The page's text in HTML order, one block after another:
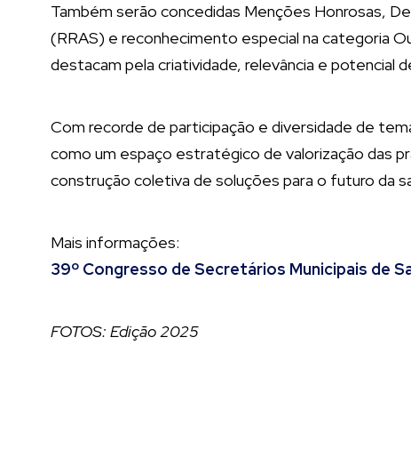
Também serão concedidas Menções Honrosas,
(RRAS) e reconhecimento especial na categoria
destacam pela criatividade, relevância e potencial
Com recorde de participação e diversidade de
como um espaço estratégico de valorização das
construção coletiva de soluções para o futuro da
Mais informações:
39º Congresso de Secretários Municipais de
FOTOS: Edição 2025